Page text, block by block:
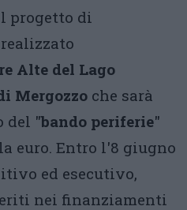
progetto di
Alte del Lago
Mergozzo che sarà
del "bando periferie"
euro. Entro l'8 giugno
ed esecutivo,
nei finanziamenti